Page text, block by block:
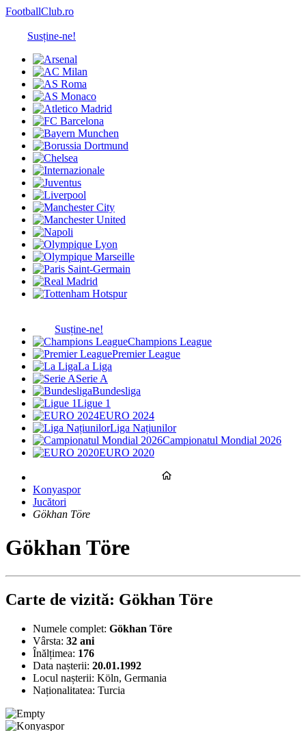
FootballClub.ro
Susține-ne!
Susține-ne!
Champions League
Premier League
La Liga
Serie A
Bundesliga
Ligue 1
EURO 2024
Liga Națiunilor
Campionatul Mondial 2026
EURO 2020
Konyaspor
Jucători
Gökhan Töre
Gökhan Töre
Carte de vizită: Gökhan Töre
Numele complet: Gökhan Töre
Vârsta: 32 ani
Înălțimea: 176
Data nașterii: 20.01.1992
Locul nașterii: Köln, Germania
Naționalitatea: Turcia